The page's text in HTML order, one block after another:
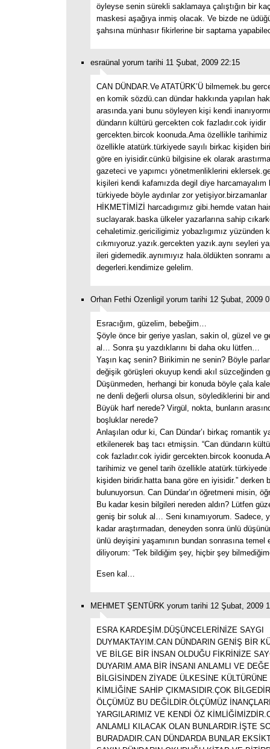
öyleyse senin sürekli saklamaya çalıştığın bir
maskesi aşağıya inmiş olacak. Ve bizde ne
şahsına münhasır fikirlerine bir saptama
esraünal yorum tarihi 11 Şubat, 2009 22:15
CAN DÜNDAR.Ve ATATÜRK’Ü bilmemek.bu
en komik sözdü.can dündar hakkında yapılan
arasında.yani bunu söyleyen kişi kendi
dündarın kültürü gercekten cok fazladır.cok iyidir
gercekten.bircok koonuda.Ama özellikle tarihimiz
özellikle atatürk.türkiyede sayılı birkac kişiden
göre en iyisidir.cünkü bilgisine ek olarak
gazeteci ve yapımcı yönetmenliklerini
kişileri kendi kafamızda degil diye
türkiyede böyle aydınlar zor yetişiyor.birzamanlar
HİKMETİMİZİ harcadıgımız gibi.hemde vatan
suclayarak.baska ülkeler yazarlarına sahip
cehaletimiz.gericiligimiz yobazlıgımız yüzünden
cıkmıyoruz.yazık.gercekten yazık.aynı seyleri
ileri gidemedik.aynımıyız hala.öldükten sonramı
degerleri.kendimize gelelim.
Orhan Fethi Ozenligil yorum tarihi 12 Şubat, 2009
Esracığım, güzelim, bebeğim…
Şöyle önce bir geriye yaslan, sakin ol, güzel ve
al… Sonra şu yazdıklarını bi daha oku lütfen…
Yaşın kaç senin? Birikimin ne senin? Böyle
değişik görüşleri okuyup kendi akıl süzceğinden
Düşünmeden, herhangi bir konuda böyle çala
ne denli değerli olursa olsun, söylediklerini bir
Büyük harf nerede? Virgül, nokta, bunların
boşluklar nerede?
Anlaşılan odur ki, Can Dündar’ı birkaç romantik
etkilenerek baş tacı etmişsin. “Can dündarın
cok fazladır.cok iyidir gercekten.bircok
tarihimiz ve genel tarih özellikle atatürk.türkiyede
kişiden biridir.hatta bana göre en iyisidir.” derken
bulunuyorsun. Can Dündar’ın öğretmeni misin,
Bu kadar kesin bilgileri nereden aldın? Lütfen
geniş bir soluk al… Seni kınamıyorum. Sadece,
kadar araştırmadan, deneyden sonra ünlü
ünlü deyişini yaşamının bundan sonrasına temel
diliyorum: “Tek bildiğim şey, hiçbir şey
Esen kal…
MEHMET ŞENTÜRK yorum tarihi 12 Şubat, 2009
ESRA KARDEŞİM.DÜŞÜNCELERİNİZE SAYGI
DUYMAKTAYIM.CAN DÜNDARIN GENİŞ BİR
VE BİLGE BİR İNSAN OLDUĞU FİKRİNİZE
DUYARIM.AMA BİR İNSANI ANLAMLI VE
BİLGİSİNDEN ZİYADE ÜLKESİNE KÜLTÜRÜNE
KİMLİĞİNE SAHİP ÇIKMASIDIR.ÇOK
ÖLÇÜMÜZ BU DEĞİLDİR.ÖLÇÜMÜZ
YARGILARIMIZ VE KENDİ ÖZ
ANLAMLI KILACAK OLAN BUNLARDIR.İŞTE
BURADADIR.CAN DÜNDARDA BUNLAR